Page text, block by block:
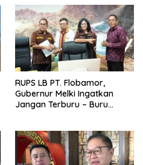
RUPS LB PT. Flobamor,
Gubernur Melki Ingatkan
Jangan Terburu – Buru